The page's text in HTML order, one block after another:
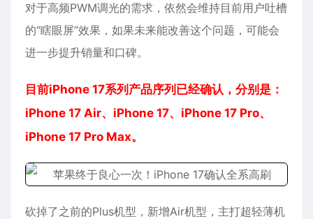
对于高频PWM调光的需求，依然会维持目前用户吐槽
的“瞎眼屏”效果，如果未来能改善这个问题，可能会
进一步提升销量和口碑。
目前iPhone 17系列产品序列已经确认，分别是：
iPhone 17 Air、iPhone 17、iPhone 17 Pro、
iPhone 17 Pro Max。
砍掉了之前的Plus机型，新增Air机型，主打超轻薄机